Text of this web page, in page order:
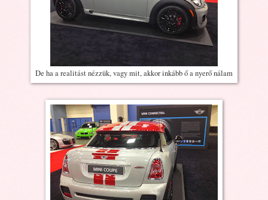
De ha a realitást nézzük, vagy mit, akkor inkább ő a nyerő nálam